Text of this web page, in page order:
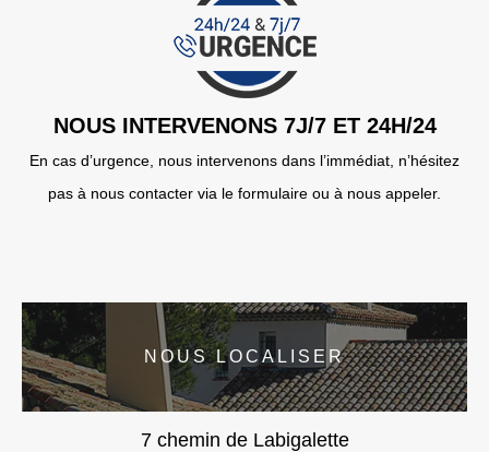
NOUS INTERVENONS 7J/7 ET 24H/24
En cas d’urgence, nous intervenons dans l’immédiat, n’hésitez
pas à nous contacter via le formulaire ou à nous appeler.
NOUS LOCALISER
7 chemin de Labigalette